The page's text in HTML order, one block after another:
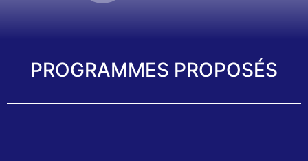
PROGRAMMES PROPOSÉS